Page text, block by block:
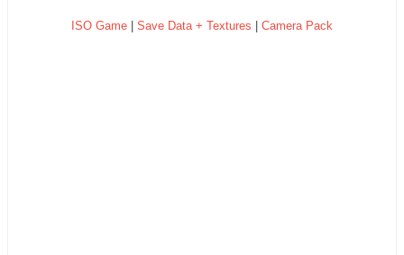
ISO Game Save Data + Textures Camera Pack